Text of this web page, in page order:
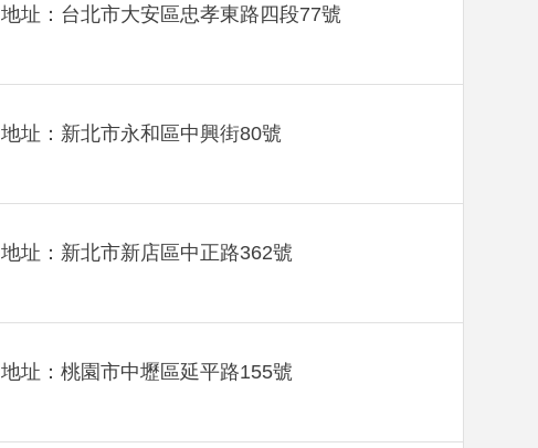
地址：台北市大安區忠孝東路四段77號
地址：新北市永和區中興街80號
地址：新北市新店區中正路362號
地址：桃園市中壢區延平路155號